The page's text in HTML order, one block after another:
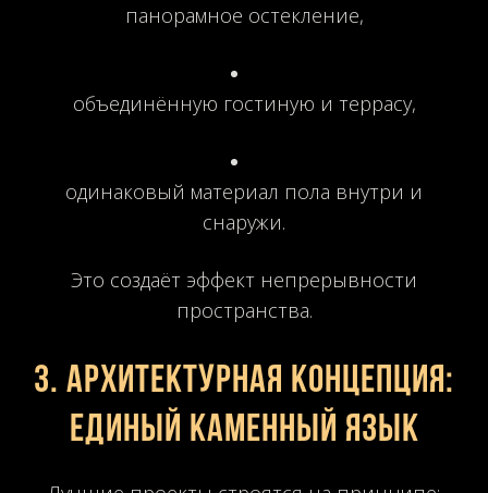
панорамное остекление,
объединённую гостиную и террасу,
одинаковый материал пола внутри и
снаружи.
Это создаёт эффект непрерывности
пространства.
3. Архитектурная концепция:
единый каменный язык